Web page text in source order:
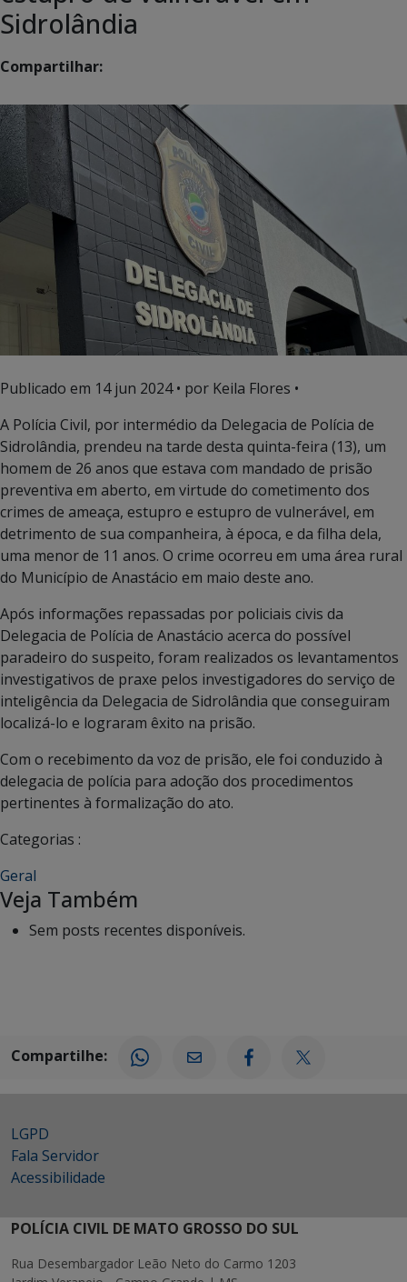
Sidrolândia
Compartilhar:
Publicado em 14 jun 2024• por Keila Flores •
A Polícia Civil, por intermédio da Delegacia de Polícia de
Sidrolândia, prendeu na tarde desta quinta-feira (13), um
homem de 26 anos que estava com mandado de prisão
preventiva em aberto, em virtude do cometimento dos
crimes de ameaça, estupro e estupro de vulnerável, em
detrimento de sua companheira, à época, e da filha dela,
uma menor de 11 anos. O crime ocorreu em uma área rural
do Município de Anastácio em maio deste ano.
Após informações repassadas por policiais civis da
Delegacia de Polícia de Anastácio acerca do possível
paradeiro do suspeito, foram realizados os levantamentos
investigativos de praxe pelos investigadores do serviço de
inteligência da Delegacia de Sidrolândia que conseguiram
localizá-lo e lograram êxito na prisão.
Com o recebimento da voz de prisão, ele foi conduzido à
delegacia de polícia para adoção dos procedimentos
pertinentes à formalização do ato.
Categorias :
Geral
Veja Também
Sem posts recentes disponíveis.
Compartilhe:
LGPD
Fala Servidor
Acessibilidade
POLÍCIA CIVIL DE MATO GROSSO DO SUL
Rua Desembargador Leão Neto do Carmo 1203